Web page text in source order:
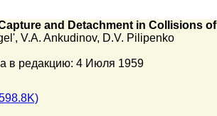
and Detachment in Collisions
, V.A. Ankudinov, D.V. Pilipenko
в редакцию: 4 Июля 1959